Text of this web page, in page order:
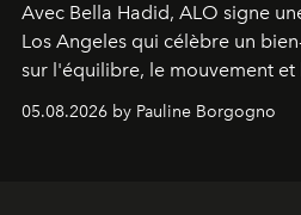
Avec Bella Hadid, ALO signe
Los Angeles qui célèbre un
sur l'équilibre, le mouvement
05.08.2026 by Pauline Borgogno